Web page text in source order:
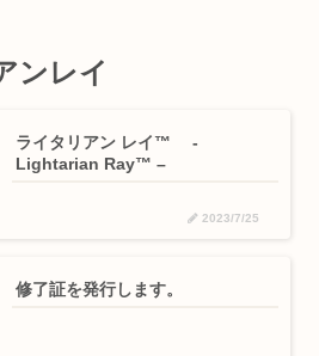
ンレイ
ライタリアン レイ™ -
Lightarian Ray™ –
2023/7/25
修了証を発行します。